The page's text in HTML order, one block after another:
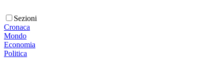
Sezioni
Cronaca
Mondo
Economia
Politica